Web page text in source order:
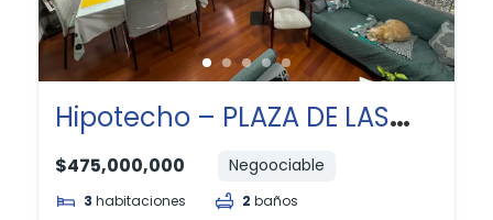
Hipotecho – PLAZA DE LAS
AMERICAS
$475,000,000 Negoociable
3 habitaciones 2 baños